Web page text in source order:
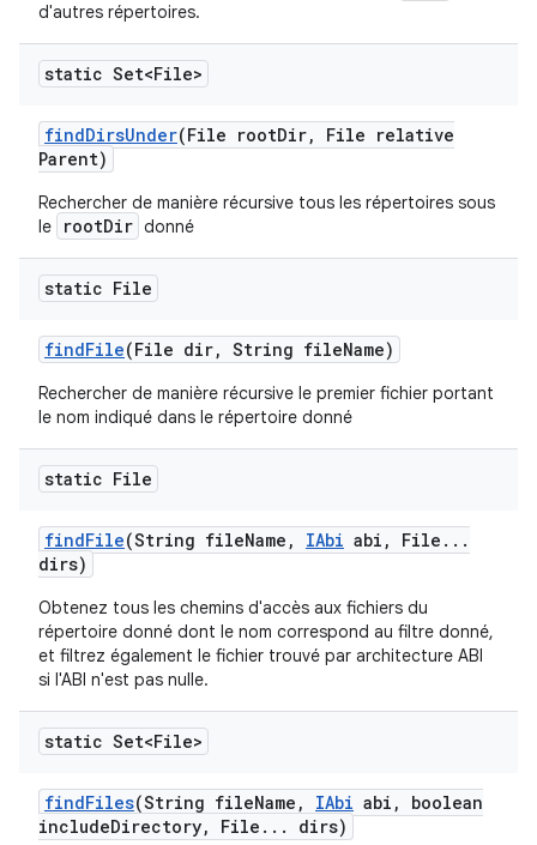
d'autres répertoires.
static Set<File>
findDirsUnder(File rootDir,
File relative
Parent)
Rechercher de manière récursive tous les répertoires sous
le
rootDir donné
static File
findFile(File dir, String fileName)
Rechercher de manière récursive le premier fichier portant
le nom indiqué dans le répertoire donné
static File
findFile(String fileName , IAbi abi , File . . .
dirs)
Obtenez tous les chemins d'accès aux fichiers du
répertoire donné dont le nom correspond au filtre donné,
et filtrez également le fichier trouvé par architecture ABI
si l'ABI n'est pas nulle.
static Set<File>
findFiles(String fileName , IAbi abi ,
boolean
includeDirectory, File . . . dirs)